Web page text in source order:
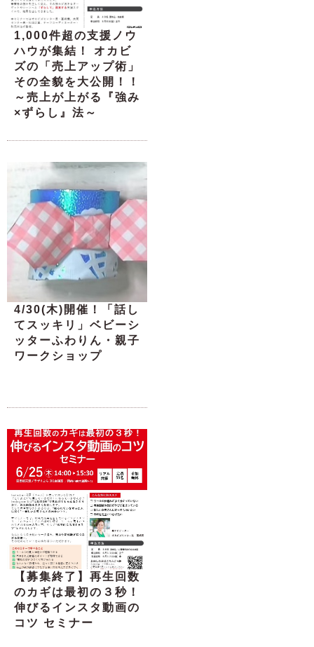
1,000件超の支援ノウ
ハウが集結！ オカビ
ズの「売上アップ術」
その全貌を大公開！！
～売上が上がる『強み
×ずらし』法～
4/30(木)開催！「話し
てスッキリ」ベビーシ
ッターふわりん・親子
ワークショップ
【募集終了】再生回数
のカギは最初の３秒！
伸びるインスタ動画の
コツ セミナー